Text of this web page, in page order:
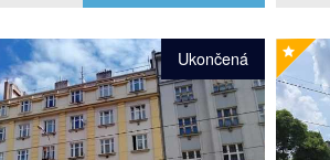
Ukončená